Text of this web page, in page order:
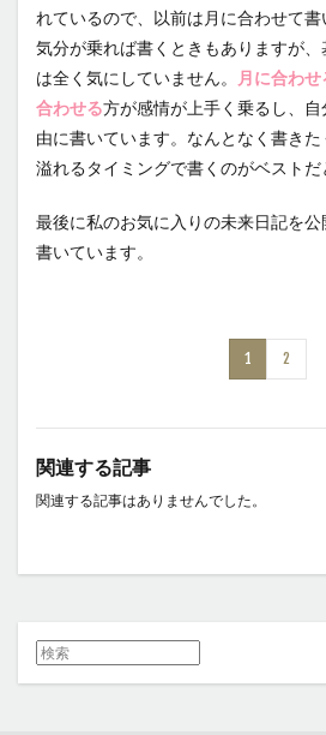
れているので、以前は月に合わせて
気分が乗れば書くときもありますが
は全く気にしていません。
月に合わ
合わせる方が感情が上手く乗るし、
由に書いています。なんとなく書き
溢れるタイミングで書くのがベストだ
最後に私のお気に入りの未来日記を
書いています。
1 2
関連する記事
関連する記事はありませんでした。